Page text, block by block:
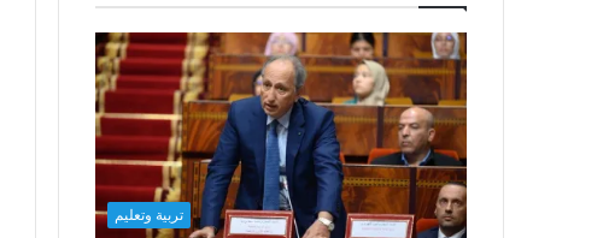
تربية وتعليم